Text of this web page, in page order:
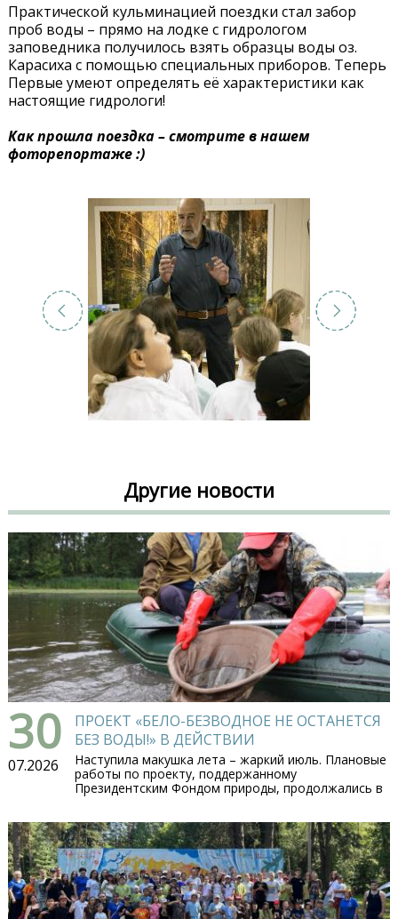
Практической кульминацией поездки стал забор
проб воды – прямо на лодке с гидрологом
заповедника получилось взять образцы воды оз.
Карасиха с помощью специальных приборов. Теперь
Первые умеют определять её характеристики как
настоящие гидрологи!
Как прошла поездка – смотрите в нашем
фоторепортаже :)
Другие новости
30
07.2026
ПРОЕКТ «БЕЛО-БЕЗВОДНОЕ НЕ ОСТАНЕТСЯ
БЕЗ ВОДЫ!» В ДЕЙСТВИИ
Наступила макушка лета – жаркий июль. Плановые
работы по проекту, поддержанному
Президентским Фондом природы, продолжались в